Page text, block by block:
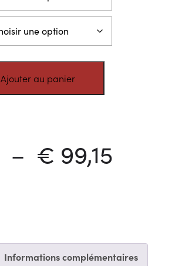
Ajouter au panier
– € 99,15
prix :
Informations complémentaires